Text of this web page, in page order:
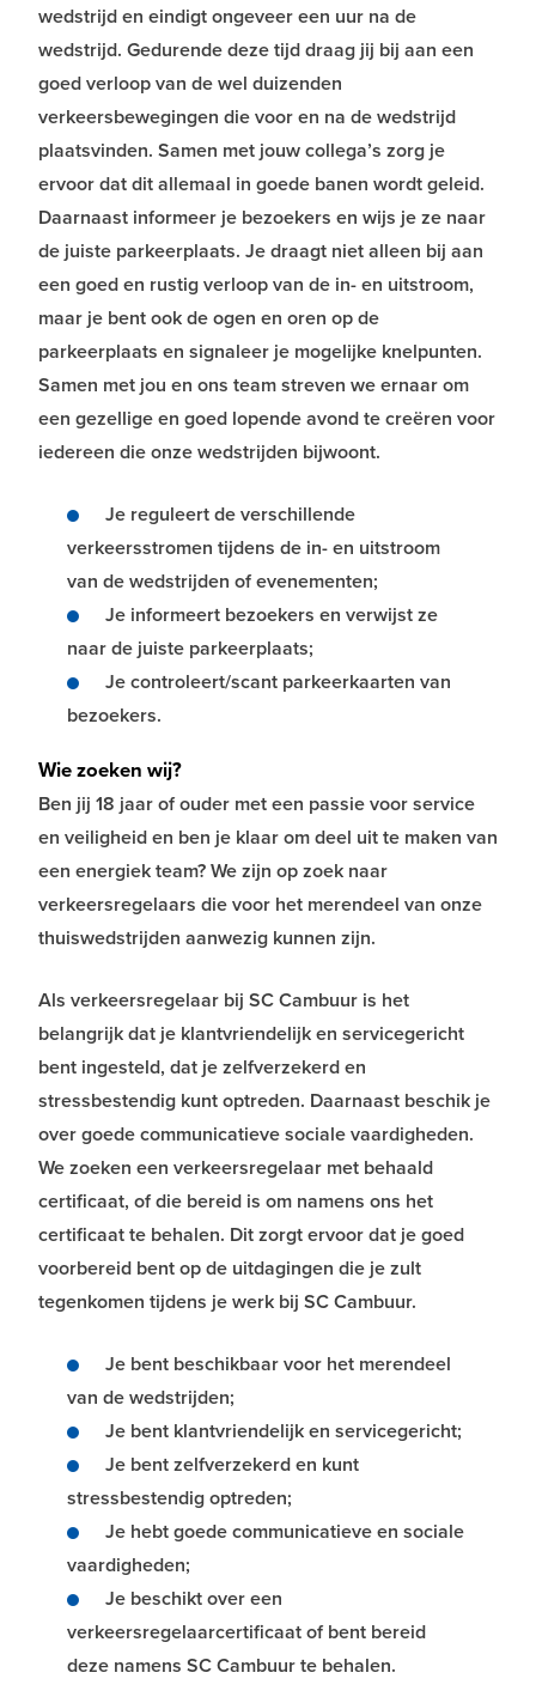
wedstrijd en eindigt ongeveer een uur na de
wedstrijd. Gedurende deze tijd draag jij bij aan een
goed verloop van de wel duizenden
verkeersbewegingen die voor en na de wedstrijd
plaatsvinden. Samen met jouw collega’s zorg je
ervoor dat dit allemaal in goede banen wordt geleid.
Daarnaast informeer je bezoekers en wijs je ze naar
de juiste parkeerplaats. Je draagt niet alleen bij aan
een goed en rustig verloop van de in- en uitstroom,
maar je bent ook de ogen en oren op de
parkeerplaats en signaleer je mogelijke knelpunten.
Samen met jou en ons team streven we ernaar om
een gezellige en goed lopende avond te creëren voor
iedereen die onze wedstrijden bijwoont.
Je reguleert de verschillende
verkeersstromen tijdens de in- en uitstroom
van de wedstrijden of evenementen;
Je informeert bezoekers en verwijst ze
naar de juiste parkeerplaats;
Je controleert/scant parkeerkaarten van
bezoekers.
Wie zoeken wij?
Ben jij 18 jaar of ouder met een passie voor service
en veiligheid en ben je klaar om deel uit te maken van
een energiek team? We zijn op zoek naar
verkeersregelaars die voor het merendeel van onze
thuiswedstrijden aanwezig kunnen zijn.
Als verkeersregelaar bij SC Cambuur is het
belangrijk dat je klantvriendelijk en servicegericht
bent ingesteld, dat je zelfverzekerd en
stressbestendig kunt optreden. Daarnaast beschik je
over goede communicatieve sociale vaardigheden.
We zoeken een verkeersregelaar met behaald
certificaat, of die bereid is om namens ons het
certificaat te behalen. Dit zorgt ervoor dat je goed
voorbereid bent op de uitdagingen die je zult
tegenkomen tijdens je werk bij SC Cambuur.
Je bent beschikbaar voor het merendeel
van de wedstrijden;
Je bent klantvriendelijk en servicegericht;
Je bent zelfverzekerd en kunt
stressbestendig optreden;
Je hebt goede communicatieve en sociale
vaardigheden;
Je beschikt over een
verkeersregelaarcertificaat of bent bereid
deze namens SC Cambuur te behalen.